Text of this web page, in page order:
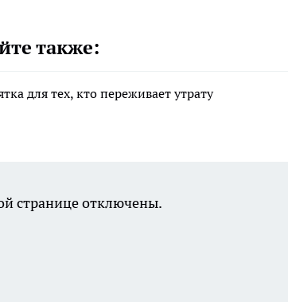
также:
для тех, кто переживает утрату
странице отключены.